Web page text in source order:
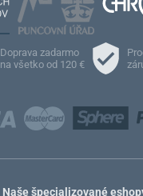
Doprava zadarmo
na všetko od 120 €
Naše špecializované